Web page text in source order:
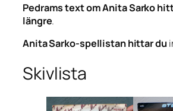
Pedrams text om Anita Sarko
längre.
Anita Sarko-spellistan hittar du
Skivlista